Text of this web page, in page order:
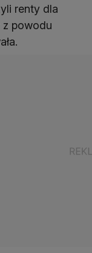
renty dla
powodu